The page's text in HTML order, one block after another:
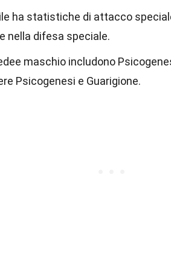
ha statistiche di attacco
nella difesa speciale.
maschio includono
Psicogenesi e Guarigione.